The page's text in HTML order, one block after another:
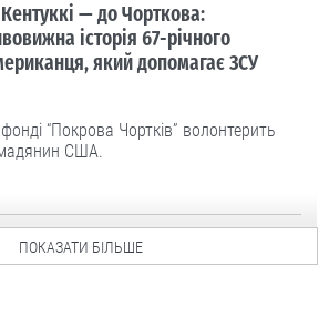
Кентуккі — до Чорткова:
історія 67-річного
який допомагає ЗСУ
“Покрова Чортків” волонтерить
США.
ПОКАЗАТИ БІЛЬШЕ